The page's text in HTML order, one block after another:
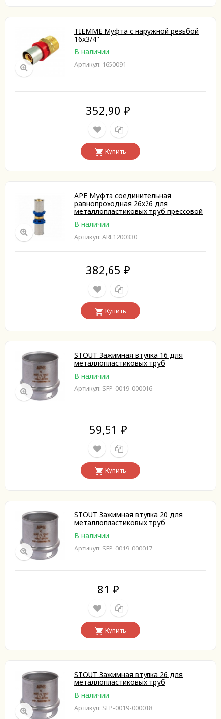
TIEMME Муфта с наружной резьбой
16x3/4''
В наличии
Артикул: 1650091
352,90 ₽
Купить
APE Муфта соединительная
равнопроходная 26х26 для
металлопластиковых труб прессовой
В наличии
Артикул: ARL1200330
382,65 ₽
Купить
STOUT Зажимная втулка 16 для
металлопластиковых труб
В наличии
Артикул: SFP-0019-000016
59,51 ₽
Купить
STOUT Зажимная втулка 20 для
металлопластиковых труб
В наличии
Артикул: SFP-0019-000017
81 ₽
Купить
STOUT Зажимная втулка 26 для
металлопластиковых труб
В наличии
Артикул: SFP-0019-000018